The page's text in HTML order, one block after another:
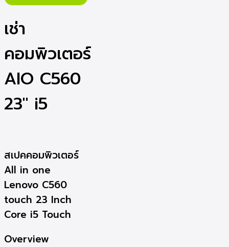
เช่า
คอมพิวเตอร์
AIO C560
23″ i5
สเปคคอมพิวเตอร์
All in one
Lenovo C560
touch 23 Inch
Core i5 Touch
Overview